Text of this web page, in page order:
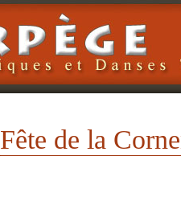
Fête de la